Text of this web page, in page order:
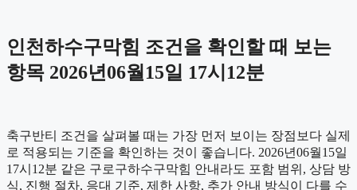
인천하수구막힘 조건을 확인할 때 보는
항목 2026년06월15일 17시12분
축구반티 조건을 살펴볼 때는 가장 먼저 보이는 장점보다 실제
로 적용되는 기준을 확인하는 것이 좋습니다. 2026년06월15일
17시12분 같은 구로구하수구막힘 안내라도 포함 범위, 상담 방
식, 진행 절차, 응대 기준, 제한 사항, 추가 안내 방식이 다를 수